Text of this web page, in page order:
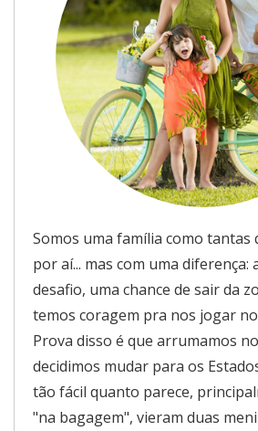
Somos uma família como tantas
por aí... mas com uma diferença:
desafio, uma chance de sair da
temos coragem pra nos jogar
Prova disso é que arrumamos
decidimos mudar para os
tão fácil quanto parece,
"na bagagem", vieram duas